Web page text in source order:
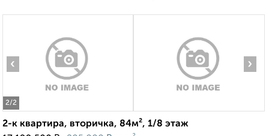
2/2
‹ ›
2-к квартира, вторичка, 84м², 1/8 этаж